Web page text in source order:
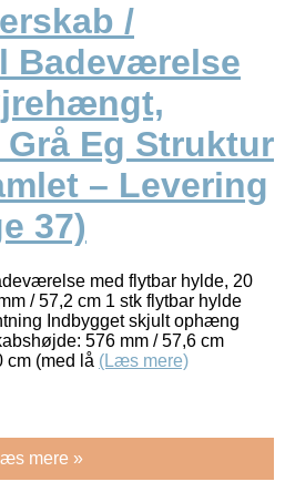
/
Badeværelse
Eg Struktur
– Levering
37)
med flytbar hylde, 20
/ 57,2 cm 1 stk flytbar hylde
Indbygget skjult ophæng
576 mm / 57,6 cm
cm (med lå (Læs mere)
mere »